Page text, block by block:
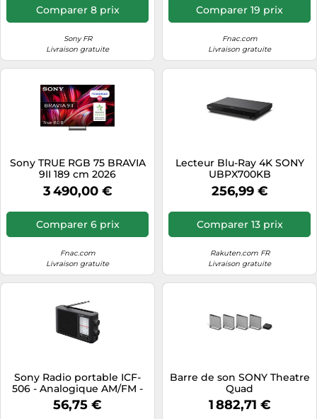
Comparer 8 prix
Sony FR
Livraison gratuite
Comparer 19 prix
Fnac.com
Livraison gratuite
Sony TRUE RGB 75 BRAVIA
9II 189 cm 2026
3 490,00 €
Comparer 6 prix
Fnac.com
Livraison gratuite
Lecteur Blu-Ray 4K SONY
UBPX700KB
256,99 €
Comparer 13 prix
Rakuten.com FR
Livraison gratuite
Sony Radio portable ICF-
506 - Analogique AM/FM -
Poignée de transport
intégrée rétractable - Noir
56,75 €
Barre de son SONY Theatre
Quad
1 882,71 €